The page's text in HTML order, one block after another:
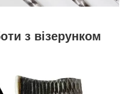
з візерунком